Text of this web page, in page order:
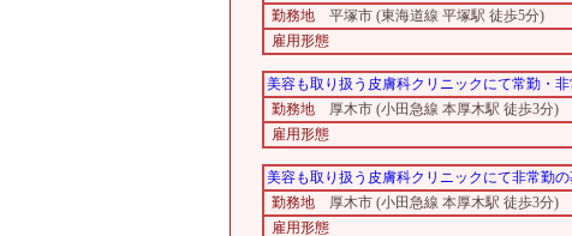
勤務地
平塚市 (東海道線 平塚駅 徒歩5分)
雇用形態
美容も取り扱う皮膚科クリニックにて常勤・
勤務地
厚木市 (小田急線 本厚木駅 徒歩3分)
雇用形態
美容も取り扱う皮膚科クリニックにて非常勤
勤務地
厚木市 (小田急線 本厚木駅 徒歩3分)
雇用形態